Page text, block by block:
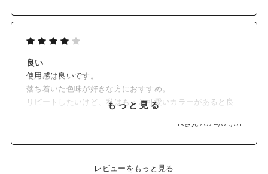
良い
使用感は良いです。
落ち着いた色味が好きな方におすすめ。
リピートしたいけど、私はもっと可愛いカラーがあると良
もっと見る
ikさん2024/09/01
レビューをもっと見る